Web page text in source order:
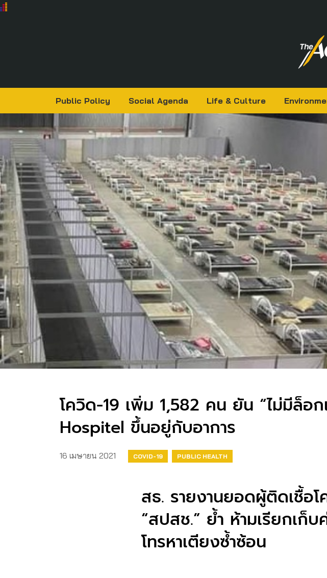
Public Policy Social Agenda Life & Culture
โควิด-19 เพิ่ม 1,582 คน​ ยัน “ไม่มีล็อ
Hospitel​ ขึ้นอยู่กับอาการ
16 เมษายน 2021 COVID-19 PUBLIC HEALTH
สธ. รายงานยอดผู้ติดเชื้อ
“สปสช.” ย้ำ ห้ามเรียกเก็
โทรหาเตียงซ้ำซ้อน